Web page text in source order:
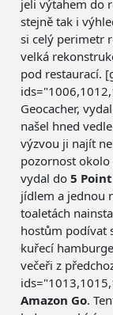
jeli výtahem do
stejně tak i
si celý perimetr
velká
pod restaurací.
Geocacher,
našel hned
výzvou ji najít
pozornost okolo
vydal do5
jídlem a jednou
toaletách
hostům podívat
kuřecí
večeři z
Amazon Go.